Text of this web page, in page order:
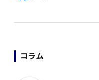
コラム